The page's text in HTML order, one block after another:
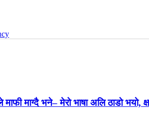
माग्दै भने– मेरो भाषा अलि ठाडो भयो,